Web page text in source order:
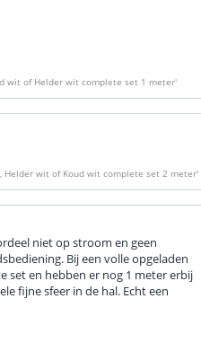
wit of Helder wit complete set 1 meter'
wit of Koud wit complete set 2 meter'
niet op stroom en geen
Bij een volle opgeladen
set en hebben er nog 1 meter erbij
fijne sfeer in de hal. Echt een